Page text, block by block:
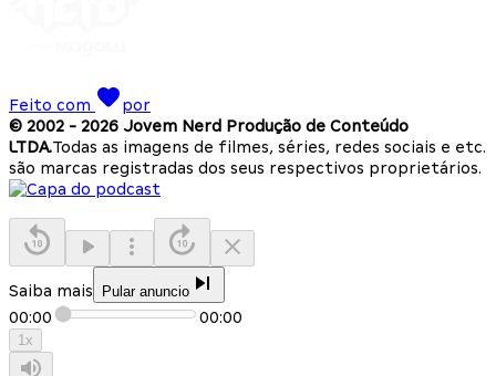
Feito com
por
© 2002 - 2026 Jovem Nerd Produção de Conteúdo
LTDA.Todas as imagens de filmes, séries, redes sociais e etc.
são marcas registradas dos seus respectivos proprietários.
Saiba mais Pular anuncio
00:00 00:00
1x